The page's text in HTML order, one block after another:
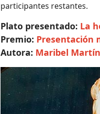
participantes restantes.
Plato presentado: La
Premio: Presentación
Autora: Maribel